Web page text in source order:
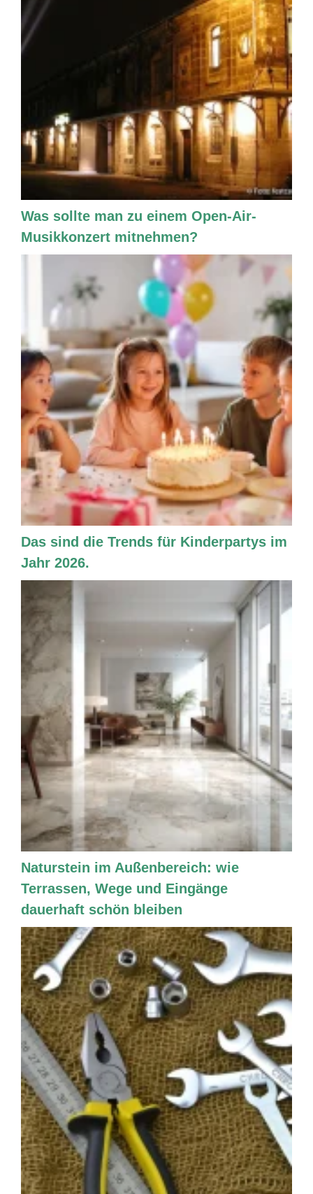
Was sollte man zu einem Open-Air-
Musikkonzert mitnehmen?
Das sind die Trends für Kinderpartys im
Jahr 2026.
Naturstein im Außenbereich: wie
Terrassen, Wege und Eingänge
dauerhaft schön bleiben